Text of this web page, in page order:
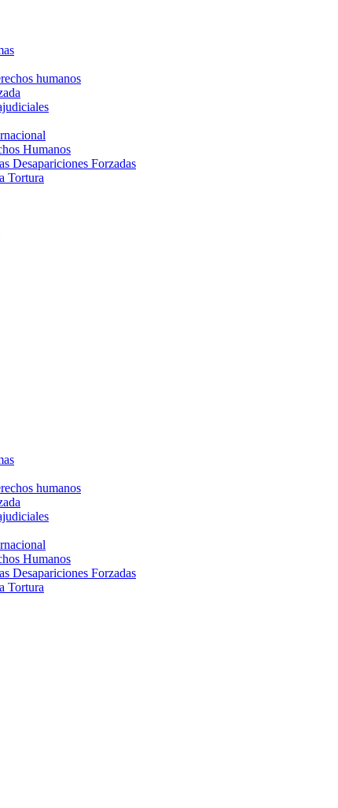
humanos
Humanos​
Desapariciones Forzadas
Tortura​
humanos
Humanos​
Desapariciones Forzadas
Tortura​